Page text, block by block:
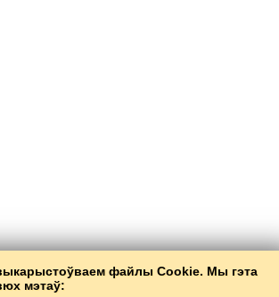
файлы Cookie. Мы гэта
мэтаў: